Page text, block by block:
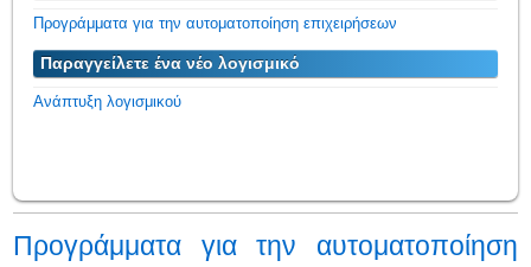
Προγράμματα για την αυτοματοποίηση επιχειρήσεων
Παραγγείλετε ένα νέο λογισμικό
Ανάπτυξη λογισμικού
Προγράμματα για την αυτοματοποίηση